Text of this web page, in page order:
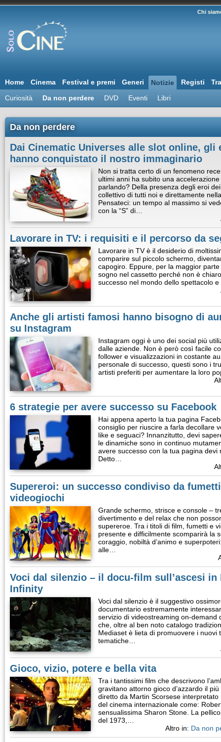
Chi
Home Cinema Festival e premi Generi Notizie Registi
Curiosità
Da non perdere DVD Eventi Libri
Da non perdere
Dai Cinematic Universes alle slot online, gli
hanno conquistato il nostro immaginario
Non si tratta certo di un fenomeno
ultimi anni ha subito una
parlando? Della presenza degli eroi
collettivo di tutti noi e direttamente
Pensateci: un tempo al massimo si
con la “S” di…
Lavorare in TV: i requisiti e il percorso da
Lavorare in TV è il desiderio di
comparire sul piccolo schermo,
capogiro. Eppure, per la maggior
sogno nel cassetto perché non è
successo nel mondo dello spettacolo
Anche gli artisti famosi hanno bisogno di
su Instagram
Instagram oggi è uno dei social più
dalle aziende. Non è però così facile
follower e visualizzazioni in costante
personale di successo, questi sono i
artisti preferiti per aumentare la loro
6 strategie per avere successo su Facebook
Hai appena aperto la tua pagina
consiglio per riuscire a farla decollare
like e seguaci? Innanzitutto, devi
le dinamiche sono in continuo
avere successo con la tua pagina
Detto…
Supereroi: un successo condiviso da
videogiochi
Grande schermo, strisce e console –
divertimento e del relax che non
supereroe. Tra i titoli di film, fumetti e
presente e difficilmente scomparirà la
coraggio, nobiltà d’animo e
alle…
Voci dal silenzio – il docu-film sull’ascesi
Infinity
Voci dal silenzio è il suggestivo
documentario estremamente
servizio di videostreaming on-demand
che, oltre al ben noto catalogo
Mediaset è lieta di promuovere i nuovi
tematiche…
Gioco, vizio, potere e bella vita
Tra i tantissimi film che descrivono
gravitano attorno gioco d’azzardo il
diretto da Martin Scorsese
del cinema internazionale come:
sensualissima Sharon Stone. La
del 1973,…
Altro in: Da non